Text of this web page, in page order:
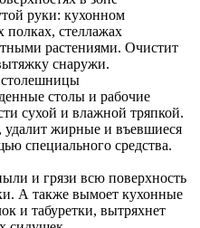
руки: кухонном
полках, стеллажах
растениями. Очистит
снаружи.
столы и рабочие
сухой и влажной тряпкой.
удалит жирные и въевшиеся
специального средства.
и грязи всю поверхность
А также вымоет кухонные
и табуретки, вытряхнет